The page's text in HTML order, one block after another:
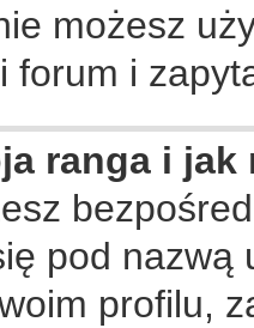
możesz
forum i
ranga i
pod
profilu,